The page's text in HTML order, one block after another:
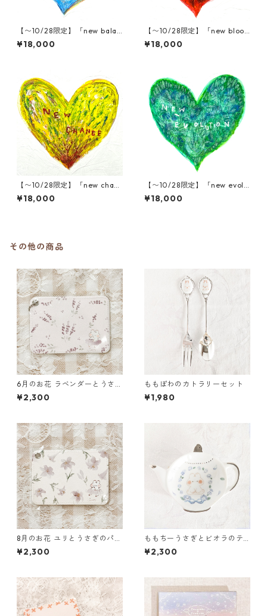
【〜10/28限定】「new balan
ce」木村タカヒロ原画
¥18,000
【〜10/28限定】「new bloo
d」木村タカヒロ原画
¥18,000
【〜10/28限定】「new chanc
e」木村タカヒロ原画
¥18,000
【〜10/28限定】「new evolu
tion」木村タカヒロ原画
¥18,000
その他の商品
6月のお花 ラベンダーとうさぎ
のパスケース
¥2,300
ももぽわのカトラリーセット
¥1,980
8月のお花 ユリとうさぎのパス
ケース
¥2,300
ももちーうさぎとビオラのテ
ィーバッグトレイ
¥2,300